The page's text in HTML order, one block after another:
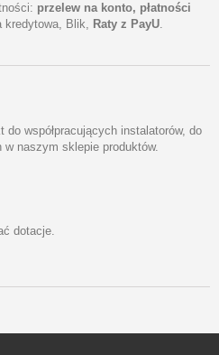
przelew na konto, płatności
kredytowa, Blik, Raty z PayU.
do współpracujących instalatorów, do
w naszym sklepie produktów.
dotacje.